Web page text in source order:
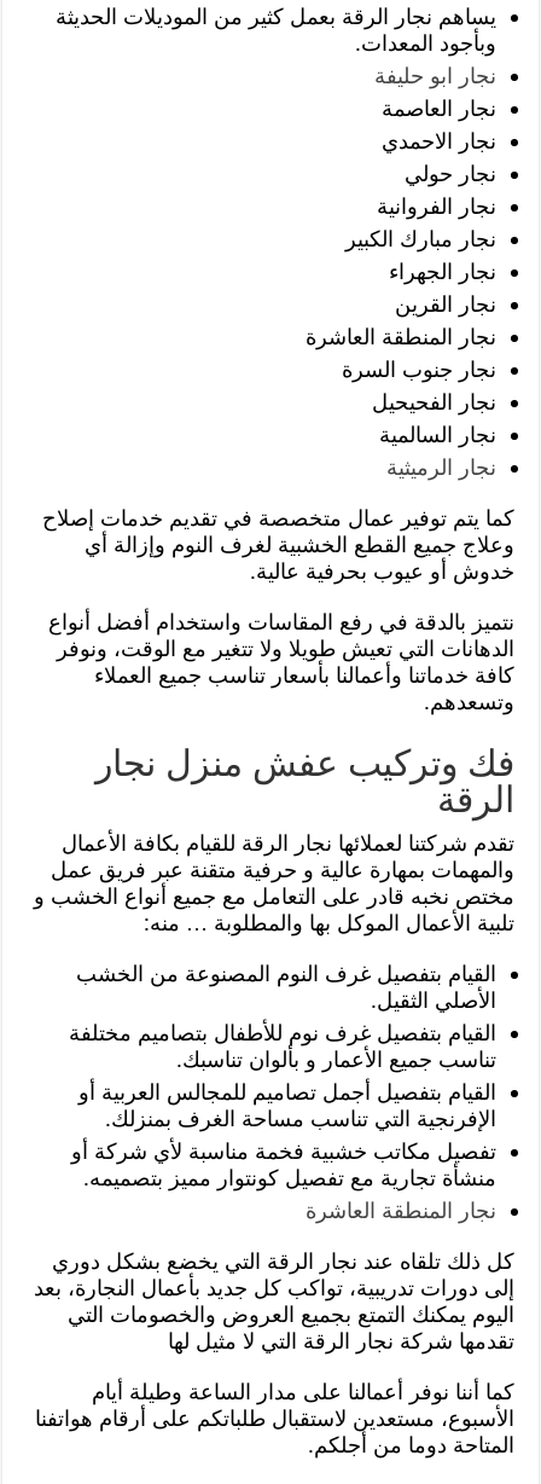
يساهم نجار الرقة بعمل كثير من الموديلات الحديثة
وبأجود المعدات.
نجار ابو حليفة
نجار العاصمة
نجار الاحمدي
نجار حولي
نجار الفروانية
نجار مبارك الكبير
نجار الجهراء
نجار القرين
نجار المنطقة العاشرة
نجار جنوب السرة
نجار الفحيحيل
نجار السالمية
نجار الرميثية
كما يتم توفير عمال متخصصة في تقديم خدمات إصلاح
وعلاج جميع القطع الخشبية لغرف النوم وإزالة أي
خدوش أو عيوب بحرفية عالية.
نتميز بالدقة في رفع المقاسات واستخدام أفضل أنواع
الدهانات التي تعيش طويلا ولا تتغير مع الوقت، ونوفر
كافة خدماتنا وأعمالنا بأسعار تناسب جميع العملاء
وتسعدهم.
فك وتركيب عفش منزل نجار
الرقة
تقدم شركتنا لعملائها نجار الرقة للقيام بكافة الأعمال
والمهمات بمهارة عالية و حرفية متقنة عبر فريق عمل
مختص نخبه قادر على التعامل مع جميع أنواع الخشب و
تلبية الأعمال الموكل بها والمطلوبة … منه:
القيام بتفصيل غرف النوم المصنوعة من الخشب
الأصلي الثقيل.
القيام بتفصيل غرف نوم للأطفال بتصاميم مختلفة
تناسب جميع الأعمار و بألوان تناسبك.
القيام بتفصيل أجمل تصاميم للمجالس العربية أو
الإفرنجية التي تناسب مساحة الغرف بمنزلك.
تفصيل مكاتب خشبية فخمة مناسبة لأي شركة أو
منشأة تجارية مع تفصيل كونتوار مميز بتصميمه.
نجار المنطقة العاشرة
كل ذلك تلقاه عند نجار الرقة التي يخضع بشكل دوري
إلى دورات تدريبية، تواكب كل جديد بأعمال النجارة، بعد
اليوم يمكنك التمتع بجميع العروض والخصومات التي
تقدمها شركة نجار الرقة التي لا مثيل لها
كما أننا نوفر أعمالنا على مدار الساعة وطيلة أيام
الأسبوع، مستعدين لاستقبال طلباتكم على أرقام هواتفنا
المتاحة دوما من أجلكم.